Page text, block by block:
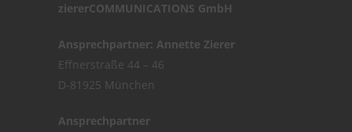
ziererCOMMUNICATIONS GmbH
Ansprechpartner: Annette Zierer
Effnerstraße 44 – 46
D-81925 München
Ansprechpartner